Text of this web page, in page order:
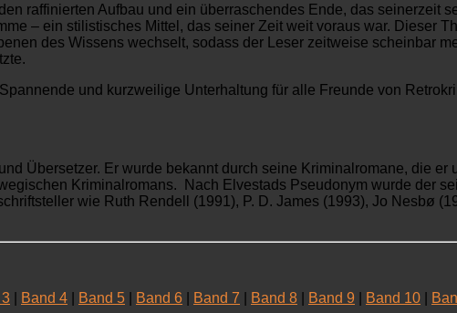
raffinierten Aufbau und ein überraschendes Ende, das seinerzeit
– ein stilistisches Mittel, das seiner Zeit weit voraus war. Dieser
des Wissens wechselt, sodass der Leser zeitweise scheinbar
und kurzweilige Unterhaltung für alle Freunde von
Übersetzer. Er wurde bekannt durch seine Kriminalromane, die er
Kriminalromans. Nach Elvestads Pseudonym wurde der
wie Ruth Rendell (1991), P. D. James (1993), Jo Nesbø
Band 4 Band 5 Band 6 Band 7 Band 8 Band 9 Band 10